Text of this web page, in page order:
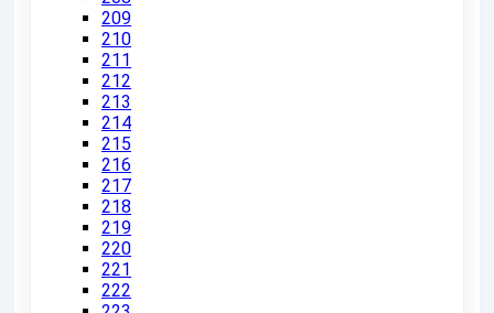
209
210
211
212
213
214
215
216
217
218
219
220
221
222